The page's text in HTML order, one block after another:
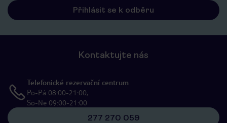
Kontaktujte nás
Telefonické rezervační centrum
Po-Pá 08:00-21:00,
So-Ne 09:00-21:00
277 270 059